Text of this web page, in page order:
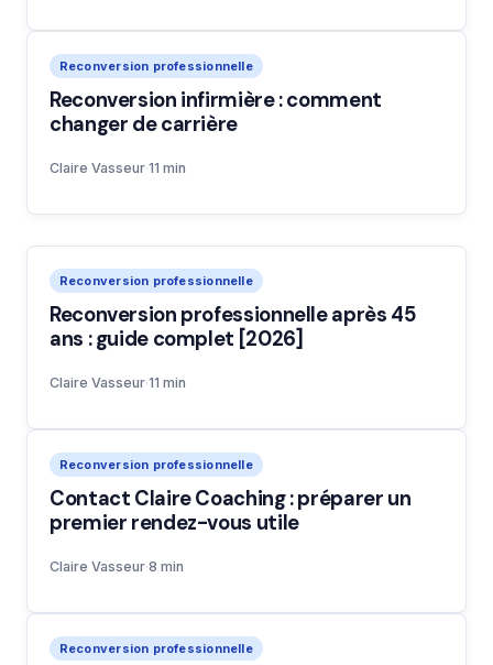
Reconversion professionnelle
Reconversion infirmière : comment
changer de carrière
Claire Vasseur·11 min
Reconversion professionnelle
Reconversion professionnelle après 45
ans : guide complet [2026]
Claire Vasseur·11 min
Reconversion professionnelle
Contact Claire Coaching : préparer un
premier rendez-vous utile
Claire Vasseur·8 min
Reconversion professionnelle